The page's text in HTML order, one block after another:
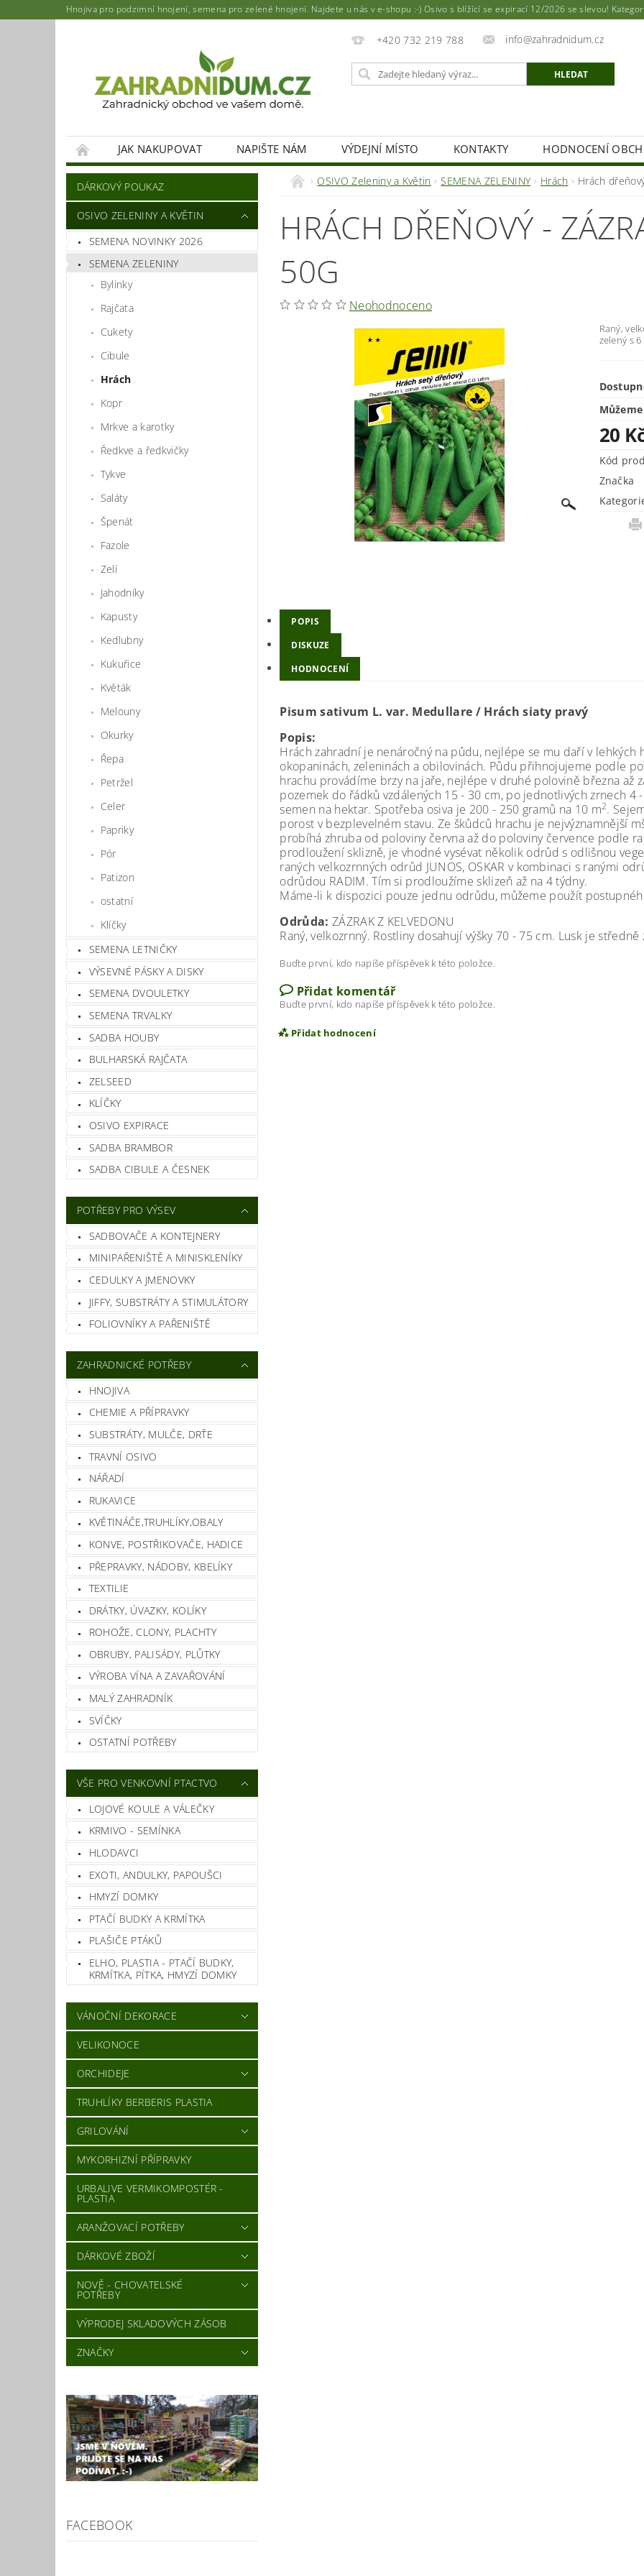
Hnojiva pro podzimní hnojení, semena pro zelené hnojení. Najdete u nás v e-shopu :-) Osivo s blížící se expirací 12/2026 se slevou! Kategorie
+420 732 219 788 info@zahradnidum.cz
JAK NAKUPOVAT NAPIŠTE NÁM VÝDEJNÍ MÍSTO KONTAKTY HODNOCENÍ
DÁRKOVÝ POUKAZ
OSIVO ZELENINY A KVĚTIN
SEMENA NOVINKY 2026
SEMENA ZELENINY
Bylinky
Rajčata
Cukety
Cibule
Hrách
Kopr
Mrkve a karotky
Ředkve a ředkvičky
Tykve
Saláty
Špenát
Fazole
Zelí
Jahodníky
Kapusty
Kedlubny
Kukuřice
Květák
Melouny
Okurky
Řepa
Petržel
Celer
Papriky
Pór
Patizon
ostatní
Klíčky
SEMENA LETNIČKY
VÝSEVNÉ PÁSKY A DISKY
SEMENA DVOULETKY
SEMENA TRVALKY
SADBA HOUBY
BULHARSKÁ RAJČATA
ZELSEED
KLÍČKY
OSIVO EXPIRACE
SADBA BRAMBOR
SADBA CIBULE A ČESNEK
POTŘEBY PRO VÝSEV
SADBOVAČE A KONTEJNERY
MINIPAŘENIŠTĚ A MINISKLENÍKY
CEDULKY A JMENOVKY
JIFFY, SUBSTRÁTY A STIMULÁTORY
FOLIOVNÍKY A PAŘENIŠTĚ
ZAHRADNICKÉ POTŘEBY
HNOJIVA
CHEMIE A PŘÍPRAVKY
SUBSTRÁTY, MULČE, DRŤE
TRAVNÍ OSIVO
NÁŘADÍ
RUKAVICE
KVĚTINÁČE,TRUHLÍKY,OBALY
KONVE, POSTŘIKOVAČE, HADICE
PŘEPRAVKY, NÁDOBY, KBELÍKY
TEXTILIE
DRÁTKY, ÚVAZKY, KOLÍKY
ROHOŽE, CLONY, PLACHTY
OBRUBY, PALISÁDY, PLŮTKY
VÝROBA VÍNA A ZAVAŘOVÁNÍ
MALÝ ZAHRADNÍK
SVÍČKY
OSTATNÍ POTŘEBY
VŠE PRO VENKOVNÍ PTACTVO
LOJOVÉ KOULE A VÁLEČKY
KRMIVO - SEMÍNKA
HLODAVCI
EXOTI, ANDULKY, PAPOUŠCI
HMYZÍ DOMKY
PTAČÍ BUDKY A KRMÍTKA
PLAŠIČE PTÁKŮ
ELHO, PLASTIA - PTAČÍ BUDKY,
KRMÍTKA, PÍTKA, HMYZÍ DOMKY
VÁNOČNÍ DEKORACE
VELIKONOCE
ORCHIDEJE
TRUHLÍKY BERBERIS PLASTIA
GRILOVÁNÍ
MYKORHIZNÍ PŘÍPRAVKY
URBALIVE VERMIKOMPOSTÉR -
PLASTIA
ARANŽOVACÍ POTŘEBY
DÁRKOVÉ ZBOŽÍ
NOVĚ - CHOVATELSKÉ
POTŘEBY
VÝPRODEJ SKLADOVÝCH ZÁSOB
ZNAČKY
FACEBOOK
OSIVO Zeleniny a Květin SEMENA ZELENINY Hrách Hrách
HRÁCH DŘEŇOVÝ -
50G
Neohodnoceno
Raný,
zelený s
20
Kód
Značka
POPIS
DISKUZE
HODNOCENÍ
Pisum sativum L. var. Medullare / Hrách siaty pravý
Popis:
Hrách zahradní je nenáročný na půdu, nejlépe se mu daří v
okopaninách, zeleninách a obilovinách. Půdu přihnojujeme podle
hrachu provádíme brzy na jaře, nejlépe v druhé polovině března až
pozemek do řádků vzdálených 15 - 30 cm, po jednotlivých zrnech 4
semen na hektar. Spotřeba osiva je 200 - 250 gramů na 10 m2.
porost v bezplevelném stavu. Ze škůdců hrachu je nejvýznamnější
probíhá zhruba od poloviny června až do poloviny července podle
prodloužení sklizně, je vhodné vysévat několik odrůd s odlišnou
raných velkozrnných odrůd JUNOS, OSKAR v kombinaci s ranými
odrůdou RADIM. Tím si prodloužíme sklizeň až na 4 týdny.
Máme-li k dispozici pouze jednu odrůdu, můžeme použít
Odrůda: ZÁZRAK Z KELVEDONU
Raný, velkozrnný. Rostliny dosahují výšky 70 - 75 cm. Lusk je
Buďte první, kdo napíše příspěvek k této položce.
Přidat komentář
Buďte první, kdo napíše příspěvek k této položce.
Přidat hodnocení